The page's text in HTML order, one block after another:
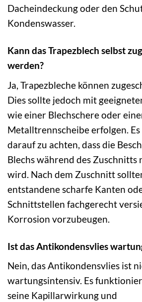
Dacheindeckung oder den
Kondenswasser.
Kann das Trapezblech selbst
werden?
Ja, Trapezbleche können
Dies sollte jedoch mit
wie einer Blechschere oder
Metalltrennscheibe erfolgen.
darauf zu achten, dass die
Blechs während des Zuschnitts
wird. Nach dem Zuschnitt
entstandene scharfe Kanten
Schnittstellen fachgerecht
Korrosion vorzubeugen.
Ist das Antikondensvlies
Nein, das Antikondensvlies ist
wartungsintensiv. Es
seine Kapillarwirkung und